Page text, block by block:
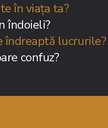
în viața ta?
îndoieli?
îndreaptă lucrurile?
confuz?